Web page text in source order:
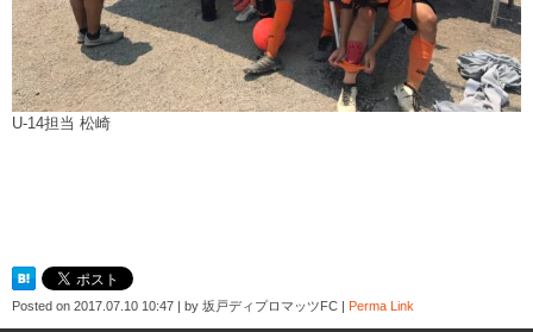
U-14担当 松崎
Posted on 2017.07.10 10:47 by 坂戸ディプロマッツFC Perma Link